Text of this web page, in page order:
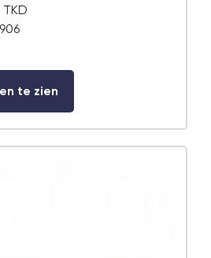
TKD
te zien